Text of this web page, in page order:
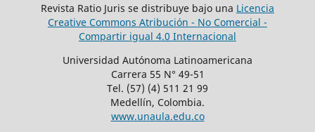
Revista Ratio Juris se distribuye bajo una Licencia
Creative Commons Atribución - No Comercial -
Compartir igual 4.0 Internacional
Universidad Autónoma Latinoamericana
Carrera 55 N° 49-51
Tel. (57) (4) 511 21 99
Medellín, Colombia.
www.unaula.edu.co